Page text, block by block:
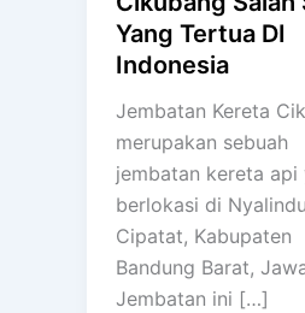
Yang Tertua DI
Indonesia
Jembatan Kereta
merupakan sebuah
jembatan kereta api
berlokasi di
Cipatat, Kabupaten
Bandung Barat,
Jembatan ini […]